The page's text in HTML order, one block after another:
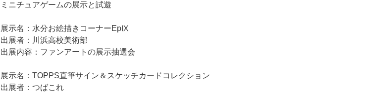
ミニチュアゲームの展示と試遊
展示名：水分お絵描きコーナーEpⅨ
出展者：川浜高校美術部
出展内容：ファンアートの展示抽選会
展示名：TOPPS直筆サイン＆スケッチカードコレクション
出展者：つばこれ